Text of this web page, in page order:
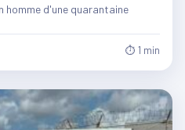
homme d'une quarantaine
⏱ 1 min